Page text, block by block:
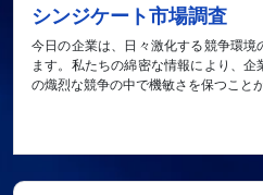
シンジケート市場調査
今日の企業は、日々激化する競争環境
ます。私たちの綿密な情報により、
の熾烈な競争の中で機敏さを保つこと